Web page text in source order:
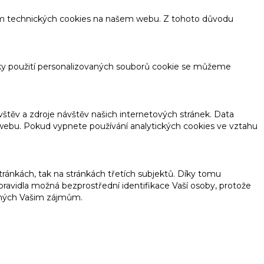
technických cookies na našem webu. Z tohoto důvodu
použití personalizovaných souborů cookie se můžeme
a zdroje návštěv našich internetových stránek. Data
Pokud vypnete používání analytických cookies ve vztahu
tak na stránkách třetích subjektů. Díky tomu
možná bezprostřední identifikace Vaší osoby, protože
Vašim zájmům.